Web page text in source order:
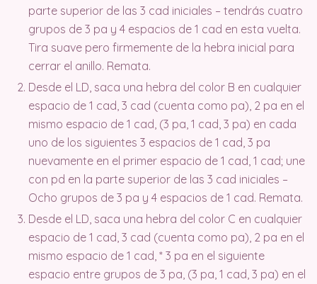
parte superior de las 3 cad iniciales – tendrás cuatro
grupos de 3 pa y 4 espacios de 1 cad en esta vuelta.
Tira suave pero firmemente de la hebra inicial para
cerrar el anillo. Remata.
Desde el LD, saca una hebra del color B en cualquier
espacio de 1 cad, 3 cad (cuenta como pa), 2 pa en el
mismo espacio de 1 cad, (3 pa, 1 cad, 3 pa) en cada
uno de los siguientes 3 espacios de 1 cad, 3 pa
nuevamente en el primer espacio de 1 cad, 1 cad; une
con pd en la parte superior de las 3 cad iniciales –
Ocho grupos de 3 pa y 4 espacios de 1 cad. Remata.
Desde el LD, saca una hebra del color C en cualquier
espacio de 1 cad, 3 cad (cuenta como pa), 2 pa en el
mismo espacio de 1 cad, * 3 pa en el siguiente
espacio entre grupos de 3 pa, (3 pa, 1 cad, 3 pa) en el